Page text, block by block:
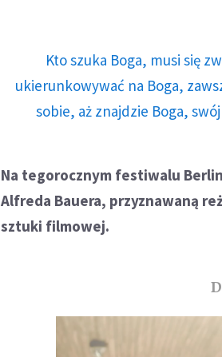
Kto szuka Boga, musi się
ukierunkowywać na Boga,
sobie, aż znajdzie Boga,
Na tegorocznym festiwalu
Alfreda Bauera, przyznawaną
sztuki filmowej.